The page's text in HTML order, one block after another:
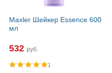
Maxler Шейкер Essence 600
мл
532 руб.
1